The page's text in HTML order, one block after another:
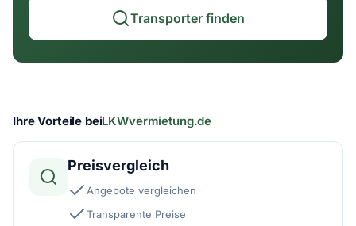
Transporter finden
Ihre Vorteile beiLKWvermietung.de
Preisvergleich
Angebote vergleichen
Transparente Preise